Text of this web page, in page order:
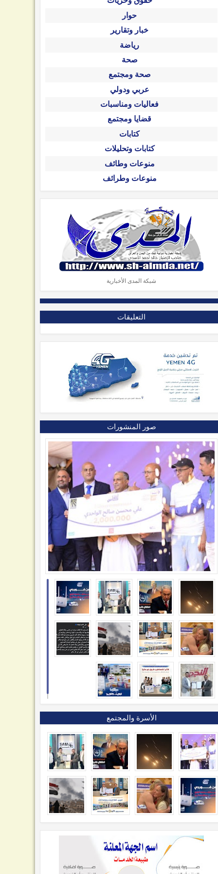
حوار
خبار وتقارير
رياضة
صحة
صحة ومجتمع
عربي ودولي
فعاليات ومناسبات
قضايا ومجتمع
كتابات
كتابات وتحليلات
منوعات وطائف
منوعات وطرائف
شبكة المدى الأخبارية
التعليقات
صور المنشورات
الأسرة والمجتمع